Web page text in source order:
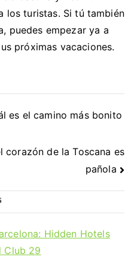
los turistas. Si tú también
puedes empezar ya a
próximas vacaciones.
es el camino más bonito
corazón de la Toscana es
pañola
Hidden Hotels
Club 29